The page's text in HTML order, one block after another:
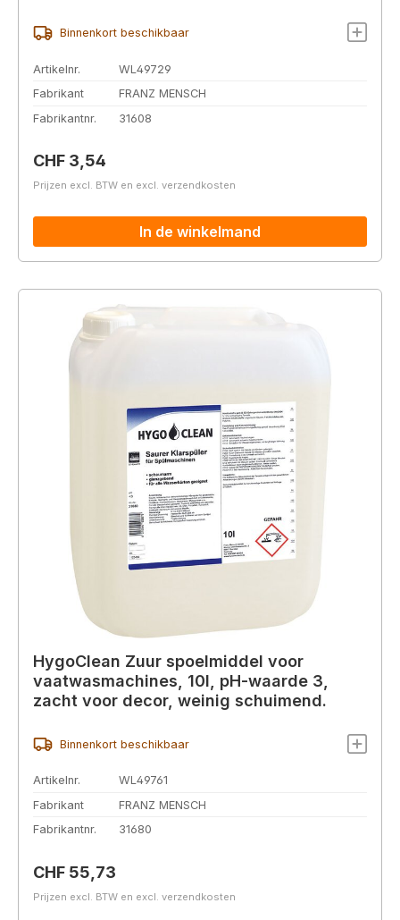
Binnenkort beschikbaar
Artikelnr.
WL49729
Fabrikant
FRANZ MENSCH
Fabrikantnr.
31608
Normale prijs:
CHF 3,54
Prijzen excl. BTW en excl. verzendkosten
In de winkelmand
HygoClean Zuur spoelmiddel voor
vaatwasmachines, 10l, pH-waarde 3,
zacht voor decor, weinig schuimend.
Binnenkort beschikbaar
Artikelnr.
WL49761
Fabrikant
FRANZ MENSCH
Fabrikantnr.
31680
Normale prijs:
CHF 55,73
Prijzen excl. BTW en excl. verzendkosten